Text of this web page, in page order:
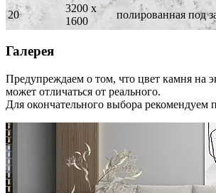
20
3200 х
1600
полированная под
Галерея
Предупреждаем о том, что цвет камня на
может отличаться от реального.
Для окончательного выбора рекомендуем